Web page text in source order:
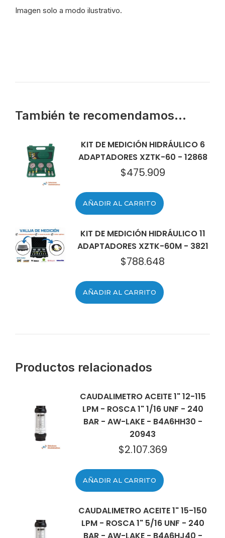
Imagen solo a modo ilustrativo.
También te recomendamos…
KIT DE MEDICIÓN HIDRÁULICO 6
ADAPTADORES XZTK-60 - 12868
$475.909
AÑADIR AL CARRITO
KIT DE MEDICIÓN HIDRÁULICO 11
ADAPTADORES XZTK-60M - 3821
$788.648
AÑADIR AL CARRITO
Productos relacionados
CAUDALIMETRO ACEITE 1" 12-115
LPM - ROSCA 1" 1/16 UNF - 240
BAR - AW-LAKE - B4A6HH30 -
20943
$2.107.369
AÑADIR AL CARRITO
CAUDALIMETRO ACEITE 1" 15-150
LPM - ROSCA 1" 5/16 UNF - 240